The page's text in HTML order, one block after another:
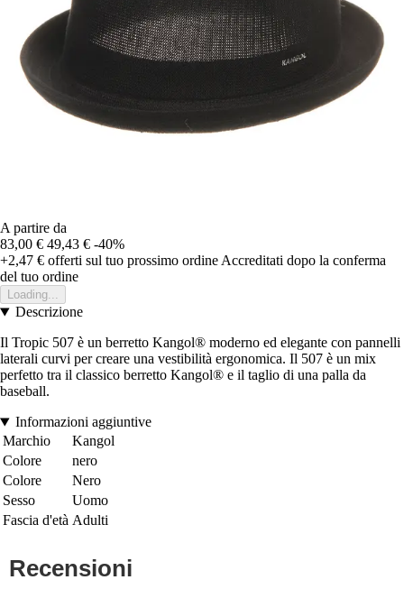
A partire da
83,00 € 49,43 € -40%
+2,47 € offerti sul tuo prossimo ordine Accreditati dopo la conferma
del tuo ordine
Loading...
Descrizione
Il Tropic 507 è un berretto Kangol® moderno ed elegante con pannelli
laterali curvi per creare una vestibilità ergonomica. Il 507 è un mix
perfetto tra il classico berretto Kangol® e il taglio di una palla da
baseball.
Informazioni aggiuntive
Marchio
Kangol
Colore
nero
Colore
Nero
Sesso
Uomo
Fascia d'età Adulti